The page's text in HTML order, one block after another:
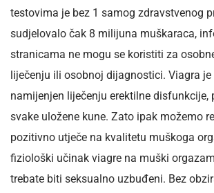
testovima je bez 1 samog zdravstvenog
sudjelovalo čak 8 milijuna muškaraca,
stranicama ne mogu se koristiti za
liječenju ili osobnoj dijagnostici. Viagra
namijenjen liječenju erektilne disfunkcije,
svake uložene kune. Zato ipak možemo
pozitivno utječe na kvalitetu muškoga
fiziološki učinak viagre na muški
trebate biti seksualno uzbuđeni. Bez